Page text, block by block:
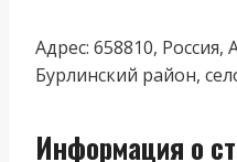
Адрес: 658810, Россия,
Бурлинский район,
Информация о